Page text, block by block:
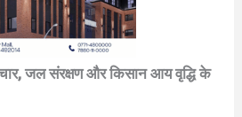
जल संरक्षण और किसान आय वृद्धि के